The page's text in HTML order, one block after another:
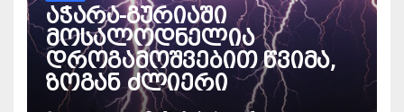
აჭარა-გურიაში
მოსალოდნელია
დროგამოშვებით წვიმა,
ზოგან ძლიერი